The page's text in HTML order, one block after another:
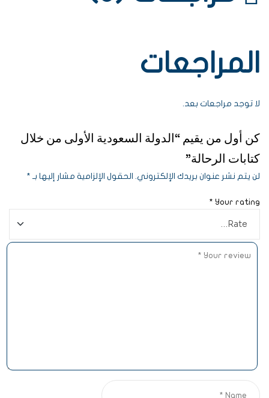
المراجعات
لا توجد مراجعات بعد.
كن أول من يقيم “الدولة السعودية الأولى من خلال
كتابات الرحالة”
لن يتم نشر عنوان بريدك الإلكتروني. الحقول الإلزامية مشار إليها بـ *
Your rating
*